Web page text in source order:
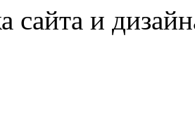
сайта и